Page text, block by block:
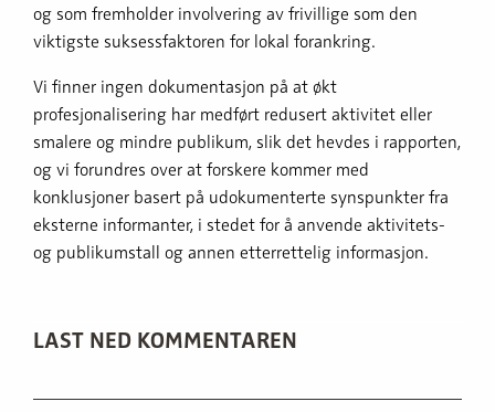
og som fremholder involvering av frivillige som den
viktigste suksessfaktoren for lokal forankring.
Vi finner ingen dokumentasjon på at økt
profesjonalisering har medført redusert aktivitet eller
smalere og mindre publikum, slik det hevdes i rapporten,
og vi forundres over at forskere kommer med
konklusjoner basert på udokumenterte synspunkter fra
eksterne informanter, i stedet for å anvende aktivitets-
og publikumstall og annen etterrettelig informasjon.
LAST NED KOMMENTAREN